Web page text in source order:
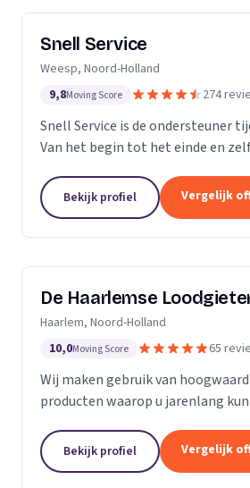
Snell Service
Weesp, Noord-Holland
9,8Moving Score 274
Snell Service is de ondersteuner
Van het begin tot het einde en
Bekijk profiel Vergelijk
De Haarlemse
Haarlem, Noord-Holland
10,0Moving Score 65
Wij maken gebruik van
producten waarop u jarenlang
uur per dag in om u van dienst te
wooncomfort verdient...
Bekijk profiel Vergelijk